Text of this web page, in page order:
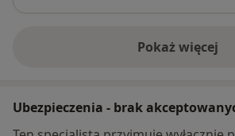
Pokaż więcej
o adresie
Ubezpieczenia - brak